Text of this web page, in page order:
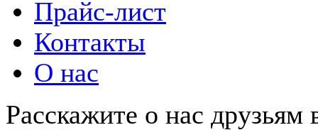
Прайс-лист
Контакты
О нас
Расскажите о нас друзьям